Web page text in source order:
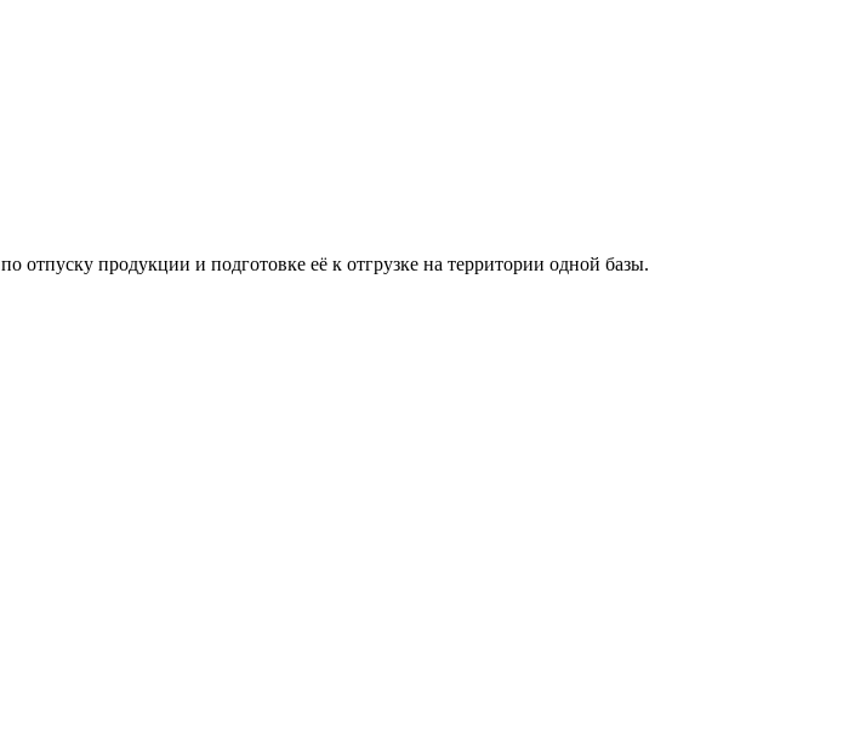
отпуску продукции и подготовке её к отгрузке на территории одной базы.